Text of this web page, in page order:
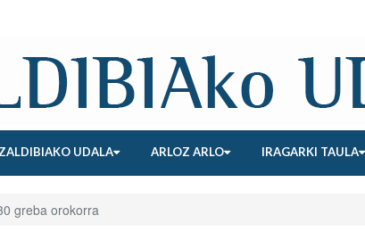
ZALDIBIAKO UDALA ARLOZ ARLO IRAGARKI TAULA
greba orokorra